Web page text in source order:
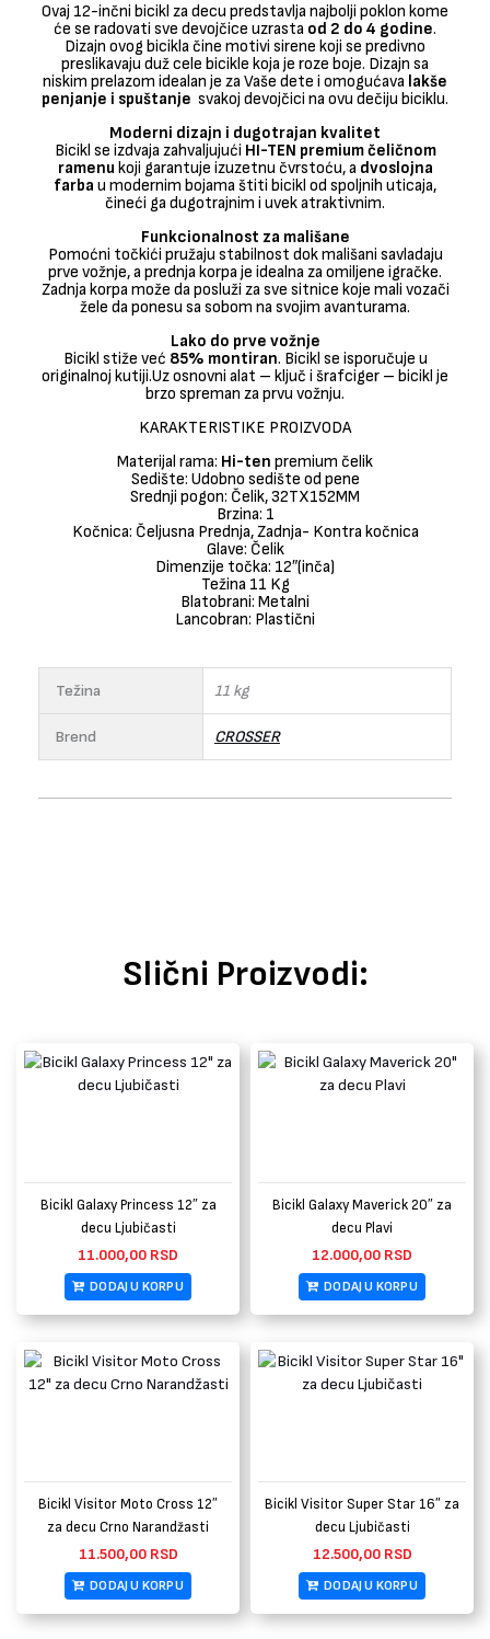
Ovaj 12-inčni bicikl za decu predstavlja najbolji poklon kome
će se radovati sve devojčice uzrasta od 2 do 4 godine.
Dizajn ovog bicikla čine motivi sirene koji se predivno
preslikavaju duž cele bicikle koja je roze boje. Dizajn sa
niskim prelazom idealan je za Vaše dete i omogućava lakše
penjanje i spuštanje svakoj devojčici na ovu dečiju biciklu.
Moderni dizajn i dugotrajan kvalitet
Bicikl se izdvaja zahvaljujući HI-TEN premium čeličnom
ramenu koji garantuje izuzetnu čvrstoću, a dvoslojna
farba u modernim bojama štiti bicikl od spoljnih uticaja,
čineći ga dugotrajnim i uvek atraktivnim.
Funkcionalnost za mališane
Pomoćni točkići pružaju stabilnost dok mališani savladaju
prve vožnje, a prednja korpa je idealna za omiljene igračke.
Zadnja korpa može da posluži za sve sitnice koje mali vozači
žele da ponesu sa sobom na svojim avanturama.
Lako do prve vožnje
Bicikl stiže već 85% montiran. Bicikl se isporučuje u
originalnoj kutiji.Uz osnovni alat – ključ i šrafciger – bicikl je
brzo spreman za prvu vožnju.
KARAKTERISTIKE PROIZVODA
Materijal rama: Hi-ten premium čelik
Sedište: Udobno sedište od pene
Srednji pogon: Čelik, 32TX152MM
Brzina: 1
Kočnica: Čeljusna Prednja, Zadnja- Kontra kočnica
Glave: Čelik
Dimenzije točka: 12″(inča)
Težina 11 Kg
Blatobrani: Metalni
Lancobran: Plastični
Težina 11 kg
Brend CROSSER
Slični Proizvodi:
Bicikl Galaxy Princess 12″ za
decu Ljubičasti
11.000,00 RSD
DODAJ U KORPU
Bicikl Galaxy Maverick 20″ za
decu Plavi
12.000,00 RSD
DODAJ U KORPU
Bicikl Visitor Moto Cross 12″
za decu Crno Narandžasti
11.500,00 RSD
DODAJ U KORPU
Bicikl Visitor Super Star 16″ za
decu Ljubičasti
12.500,00 RSD
DODAJ U KORPU